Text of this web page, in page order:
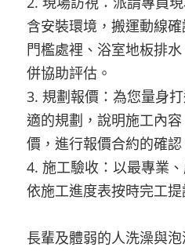
含安裝環境，搬運動線
門檻處裡、浴室地板排
併協助評估。
3. 規劃報價：為您量身
適的規劃，說明施工內
價，進行報價合約的確認
4. 施工驗收：以最專業
依施工進度表按時完工提
長輩及體弱的人洗澡與